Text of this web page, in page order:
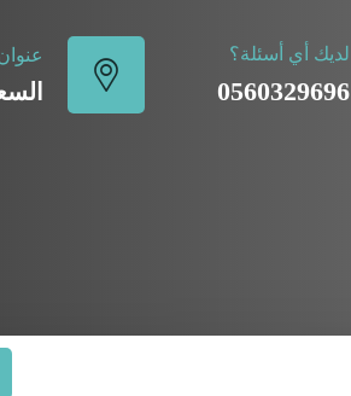
لديك أي أسئلة؟
0560329696